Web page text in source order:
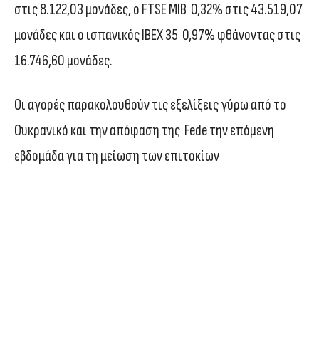
στις 8.122,03 μονάδες, ο FTSE MIB 0,32% στις 43.519,07
μονάδες και ο ισπανικός IBEX 35 0,97% φθάνοντας στις
16.746,60 μονάδες.
Οι αγορές παρακολουθούν τις εξελίξεις γύρω από το
Ουκρανικό και την απόφαση της Fede την επόμενη
εβδομάδα για τη μείωση των επιτοκίων